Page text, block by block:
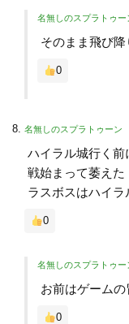
名無しのスプラトゥー
そのまま飛び降
0
名無しのスプラトゥーン
ハイラル城行く前
戦始まって萎えた
ラスボスはハイラ
0
名無しのスプラトゥー
お前はゲーム
0